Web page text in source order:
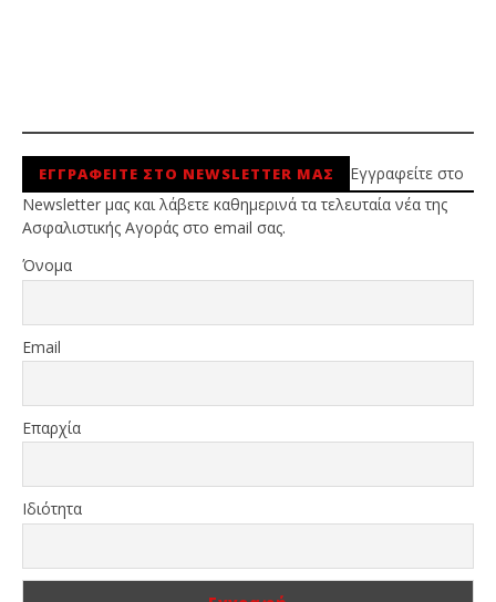
ΕΓΓΡΑΦΕΙΤΕ ΣΤΟ NEWSLETTER ΜΑΣ
Εγγραφείτε στο
Newsletter μας και λάβετε καθημερινά τα τελευταία νέα της
Ασφαλιστικής Αγοράς στο email σας.
Όνομα
Email
Επαρχία
Ιδιότητα